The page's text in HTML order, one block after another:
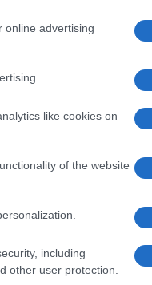
online advertising
like cookies on
of the website
including
other user protection.